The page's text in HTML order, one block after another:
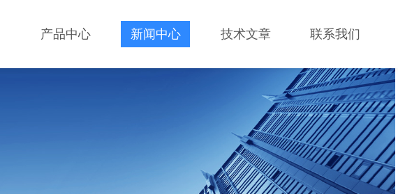
产品中心 新闻中心 技术文章 联系我们